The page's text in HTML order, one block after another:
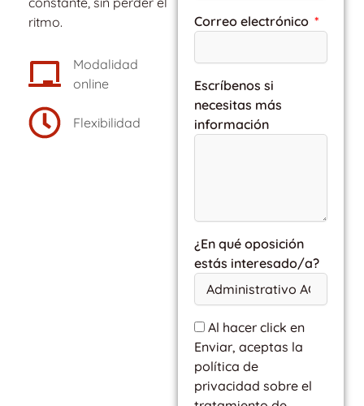
ritmo.
Modalidad
online
Flexibilidad
Correo electrónico
Escríbenos si
necesitas más
información
¿En qué oposición
estás interesado/a?
Al hacer click en
Enviar, aceptas la
política de
privacidad sobre el